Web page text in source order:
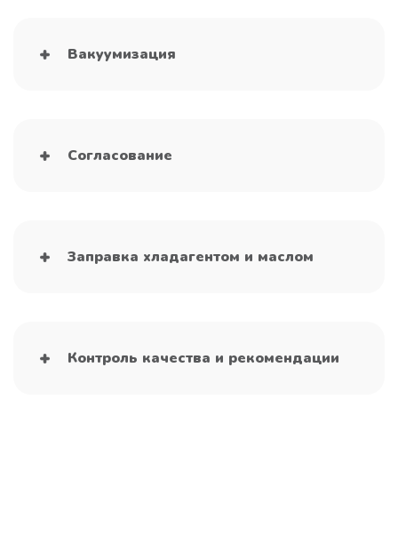
Вакуумизация
Согласование
Заправка хладагентом и маслом
Контроль качества и рекомендации